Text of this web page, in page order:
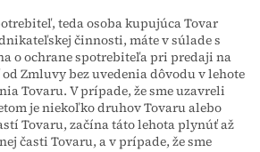
teda osoba kupujúca Tovar
činnosti, máte v súlade s
o ochrane spotrebiteľa pri predaji na
Zmluvy bez uvedenia dôvodu v lehote
Tovaru. V prípade, že sme uzavreli
je niekoľko druhov Tovaru alebo
Tovaru, začína táto lehota plynúť až
časti Tovaru, a v prípade, že sme